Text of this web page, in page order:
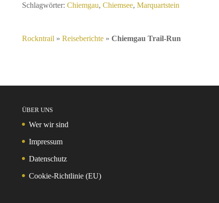
Schlagwörter: Chiemgau, Chiemsee, Marquartstein
Rockntrail » Reiseberichte» Chiemgau Trail-Run
ÜBER UNS
Wer wir sind
Impressum
Datenschutz
Cookie-Richtlinie (EU)